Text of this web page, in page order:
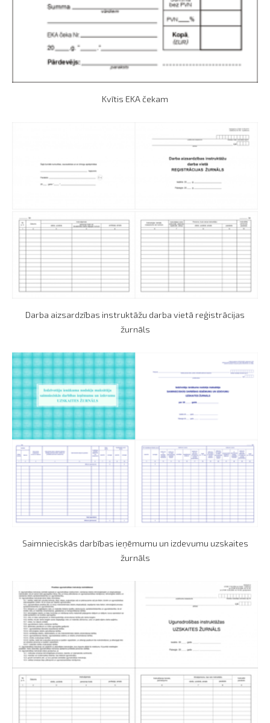
Kvītis EKA čekam
Darba aizsardzības instruktāžu darba vietā reģistrācijas
žurnāls
Saimnieciskās darbības ieņēmumu un izdevumu uzskaites
žurnāls